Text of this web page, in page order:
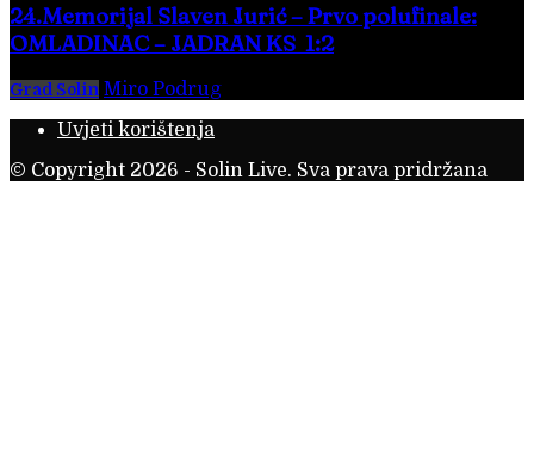
24.Memorijal Slaven Jurić – Prvo polufinale:
OMLADINAC – JADRAN KS 1:2
Grad Solin Miro Podrug
Uvjeti korištenja
© Copyright 2026 - Solin Live. Sva prava pridržana